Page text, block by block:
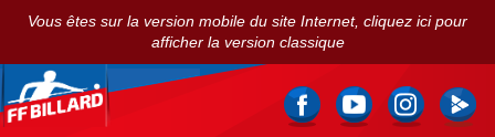
Vous êtes sur la version mobile du site Internet, cliquez ici pour
afficher la version classique